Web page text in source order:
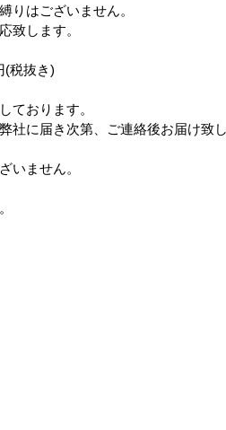
りはございません。
致します。
(税抜き)
ております。
社に届き次第、ご連絡後お届け致し
いません。